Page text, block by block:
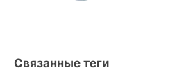
Связанные теги